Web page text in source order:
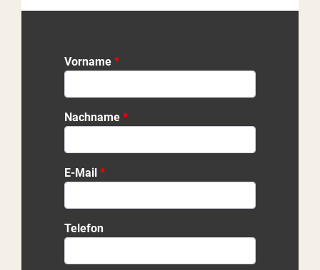
Vorname
Nachname
E-Mail
Telefon